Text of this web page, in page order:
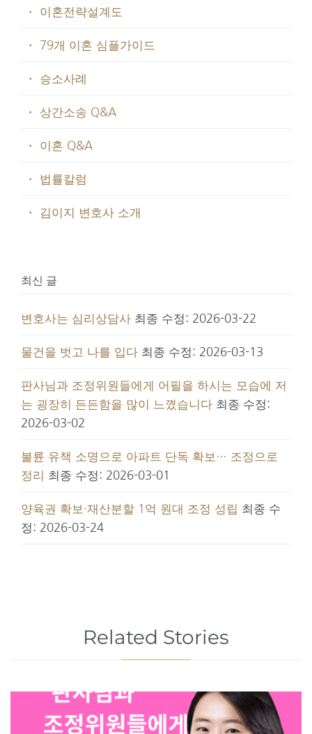
・ 이혼전략설계도
・ 79개 이혼 심플가이드
・ 승소사례
・ 상간소송 Q&A
・ 이혼 Q&A
・ 법률칼럼
・ 김이지 변호사 소개
최신 글
변호사는 심리상담사 최종 수정: 2026-03-22
물건을 벗고 나를 입다 최종 수정: 2026-03-13
판사님과 조정위원들에게 어필을 하시는 모습에 저
는 굉장히 든든함을 많이 느꼈습니다 최종 수정:
2026-03-02
불륜 유책 소명으로 아파트 단독 확보… 조정으로
정리 최종 수정: 2026-03-01
양육권 확보·재산분할 1억 원대 조정 성립 최종 수
정: 2026-03-24
Related Stories